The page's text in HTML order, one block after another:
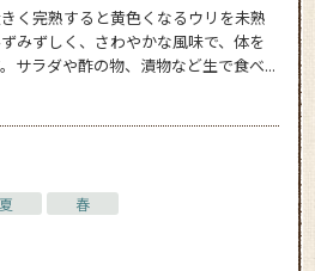
く完熟すると黄色くなるウリを未熟
みずしく、さわやかな風味で、体を
サラダや酢の物、漬物など生で食べ...
夏 春